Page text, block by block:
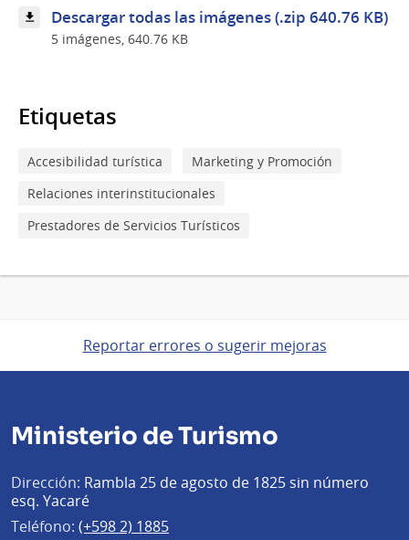
Descargar todas las imágenes (.zip 640.76 KB)
5 imágenes, 640.76 KB
Etiquetas
Accesibilidad turística
Marketing y Promoción
Relaciones interinstitucionales
Prestadores de Servicios Turísticos
Reportar errores o sugerir mejoras
Ministerio de Turismo
Dirección: Rambla 25 de agosto de 1825 sin número
esq. Yacaré
Teléfono: (+598 2) 1885